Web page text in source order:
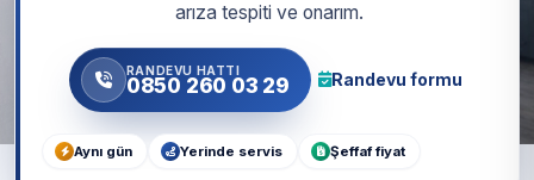
arıza tespiti ve onarım.
RANDEVU HATTI
0850 260 03 29 Randevu formu
Aynı gün Yerinde servis Şeffaf fiyat